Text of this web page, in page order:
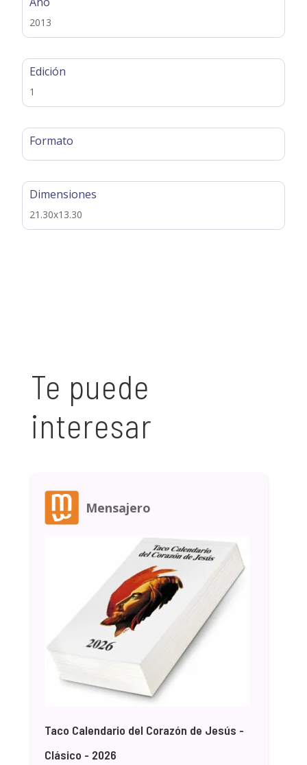
2013
Edición
1
Formato
Dimensiones
21.30x13.30
Te puede
interesar
Mensajero
Taco Calendario del Corazón de Jesús -
Clásico - 2026